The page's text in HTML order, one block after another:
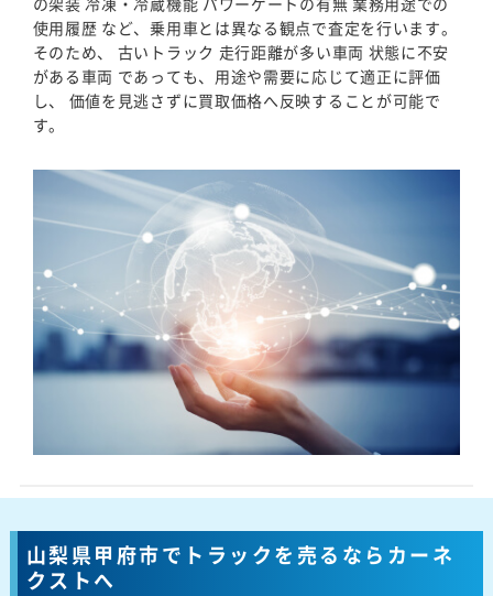
使用履歴 など、乗用車とは異なる観点で査定を行います。
そのため、 古いトラック 走行距離が多い車両 状態に不安
がある車両 であっても、用途や需要に応じて適正に評価
し、 価値を見逃さずに買取価格へ反映することが可能で
す。
山梨県甲府市でトラックを売るならカーネ
クストへ